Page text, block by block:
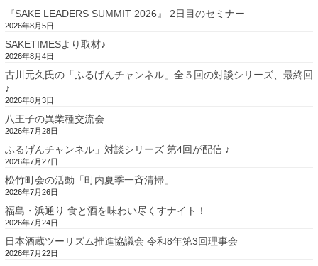
『SAKE LEADERS SUMMIT 2026』 2日目のセミナー
2026年8月5日
SAKETIMESより取材♪
2026年8月4日
古川元久氏の「ふるげんチャンネル」全５回の対談シリーズ、最終回
♪
2026年8月3日
八王子の異業種交流会
2026年7月28日
ふるげんチャンネル」対談シリーズ 第4回が配信 ♪
2026年7月27日
松竹町会の活動「町内夏季一斉清掃」
2026年7月26日
福島・浜通り 食と酒を味わい尽くすナイト！
2026年7月24日
日本酒蔵ツーリズム推進協議会 令和8年第3回理事会
2026年7月22日